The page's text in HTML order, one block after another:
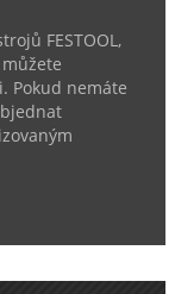
FESTOOL,
můžete
Pokud nemáte